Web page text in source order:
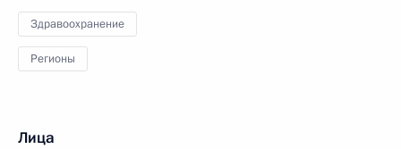
Здравоохранение
Регионы
Лица